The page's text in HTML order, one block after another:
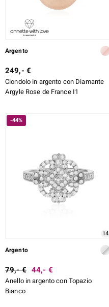
Argento
249,- €
Ciondolo in argento con Diamante
Argyle Rose de France I1
-44%
14
Argento
79,- € 44,- €
Anello in argento con Topazio
Bianco